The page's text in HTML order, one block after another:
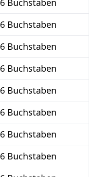
6 Buchstaben
6 Buchstaben
6 Buchstaben
6 Buchstaben
6 Buchstaben
6 Buchstaben
6 Buchstaben
6 Buchstaben